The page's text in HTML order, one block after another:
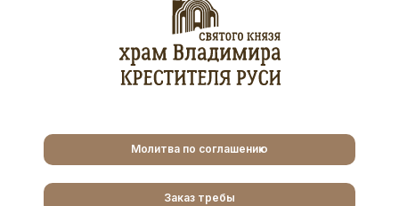
Молитва по соглашению
Заказ требы